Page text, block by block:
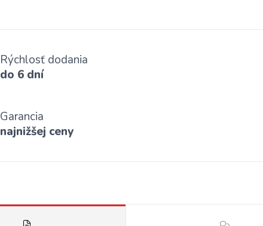
Rýchlosť dodania
do 6 dní
Garancia
najnižšej ceny